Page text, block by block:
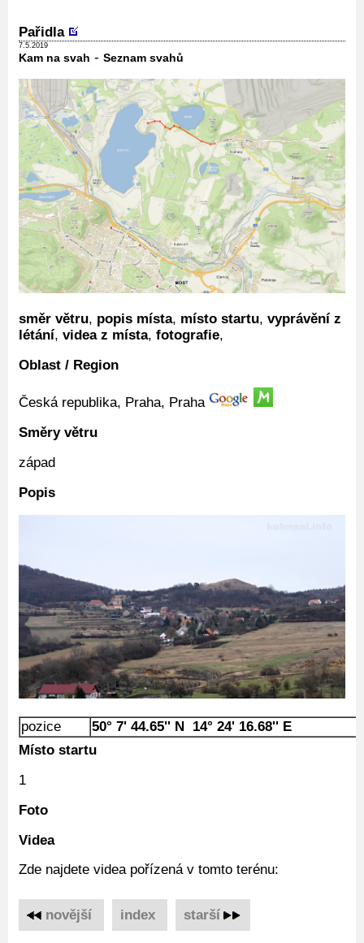
Pařidla
7.5.2019
Kam na svah - Seznam svahů
směr větru, popis místa, místo startu, vyprávění z
létání, videa z místa, fotografie,
Oblast / Region
Česká republika, Praha, Praha
Směry větru
západ
Popis
pozice
50° 7' 44.65'' N 14° 24' 16.68'' E
Místo startu
1
Foto
Videa
Zde najdete videa pořízená v tomto terénu:
novější index starší